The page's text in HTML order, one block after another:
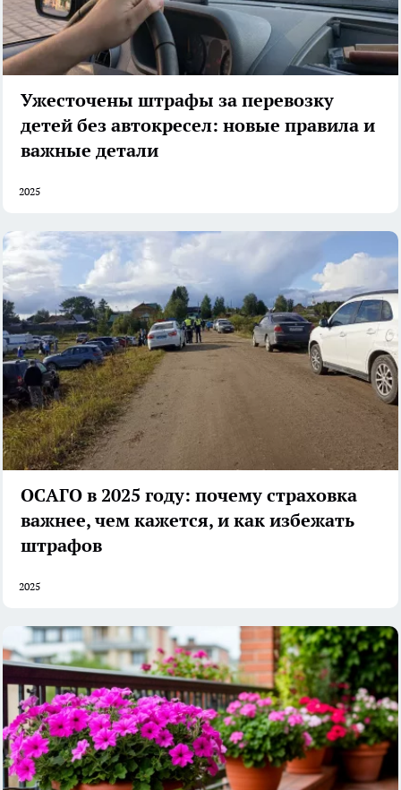
Ужесточены штрафы за перевозку
детей без автокресел: новые правила и
важные детали
2025
ОСАГО в 2025 году: почему страховка
важнее, чем кажется, и как избежать
штрафов
2025